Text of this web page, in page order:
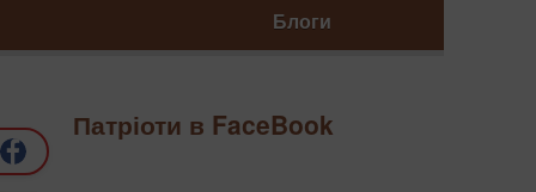
Блоги
Патріоти в FaceBook